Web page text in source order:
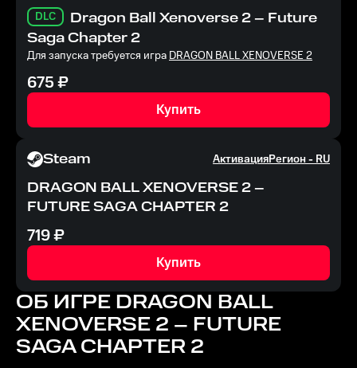
DLC
Dragon Ball Xenoverse 2 – Future
Saga Chapter 2
Для запуска требуется играDRAGON BALL XENOVERSE 2
675₽
Купить
Steam АктивацияРегион -RU
DRAGON BALL XENOVERSE 2 –
FUTURE SAGA CHAPTER 2
719₽
Купить
ОБ ИГРЕ DRAGON BALL
XENOVERSE 2 – FUTURE
SAGA CHAPTER 2